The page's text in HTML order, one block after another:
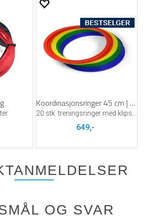
Koordinasjonsringer 45 cm | 20 stk.
649,-
OG SVAR